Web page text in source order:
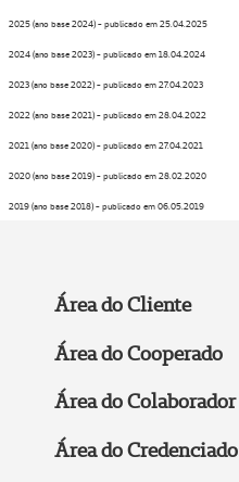
2025 (ano base 2024) - publicado em 25.04.2025
2024 (ano base 2023) - publicado em 18.04.2024
2023 (ano base 2022) - publicado em 27.04.2023
2022 (ano base 2021) - publicado em 28.04.2022
2021 (ano base 2020) - publicado em 27.04.2021
2020 (ano base 2019) - publicado em 28.02.2020
2019 (ano base 2018) - publicado em 06.05.2019
Área do Cliente
Área do Cooperado
Área do Colaborador
Área do Credenciado